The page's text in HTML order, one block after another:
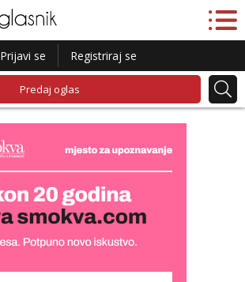
Prijavi se Registriraj se
Predaj oglas